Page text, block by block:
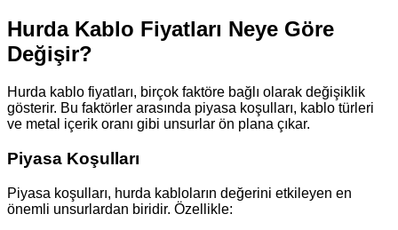
Hurda Kablo Fiyatları Neye Göre
Değişir?
Hurda kablo fiyatları, birçok faktöre bağlı olarak değişiklik
gösterir. Bu faktörler arasında piyasa koşulları, kablo türleri
ve metal içerik oranı gibi unsurlar ön plana çıkar.
Piyasa Koşulları
Piyasa koşulları, hurda kabloların değerini etkileyen en
önemli unsurlardan biridir. Özellikle: